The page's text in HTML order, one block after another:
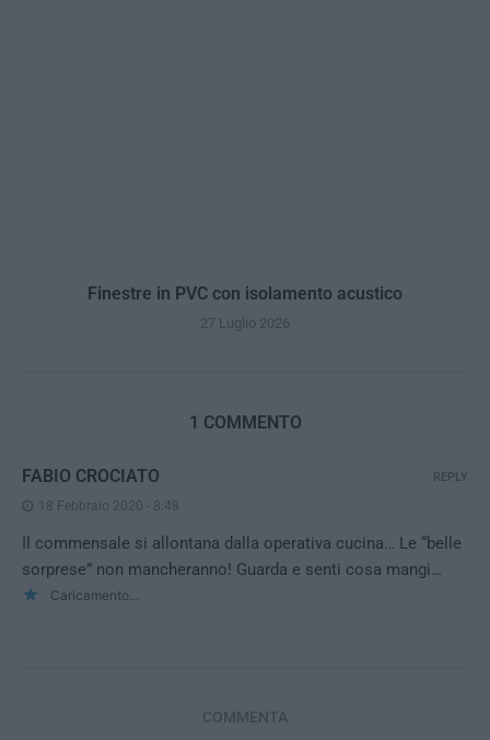
Finestre in PVC con isolamento acustico
27 Luglio 2026
1 COMMENTO
FABIO CROCIATO
18 Febbraio 2020 - 8:48
Il commensale si allontana dalla operativa cucina… Le “belle
sorprese” non mancheranno! Guarda e senti cosa mangi…
Caricamento...
REPLY
COMMENTA